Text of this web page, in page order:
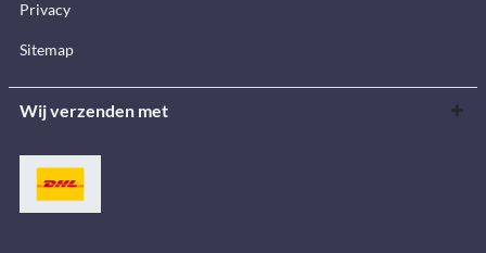
Privacy
Sitemap
Wij verzenden met